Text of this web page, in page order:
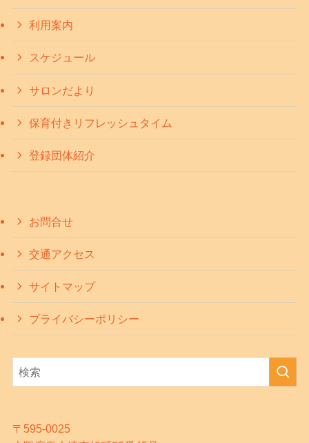
利用案内
スケジュール
サロンだより
保育付きリフレッシュタイム
登録団体紹介
お問合せ
交通アクセス
サイトマップ
プライバシーポリシー
〒595-0025